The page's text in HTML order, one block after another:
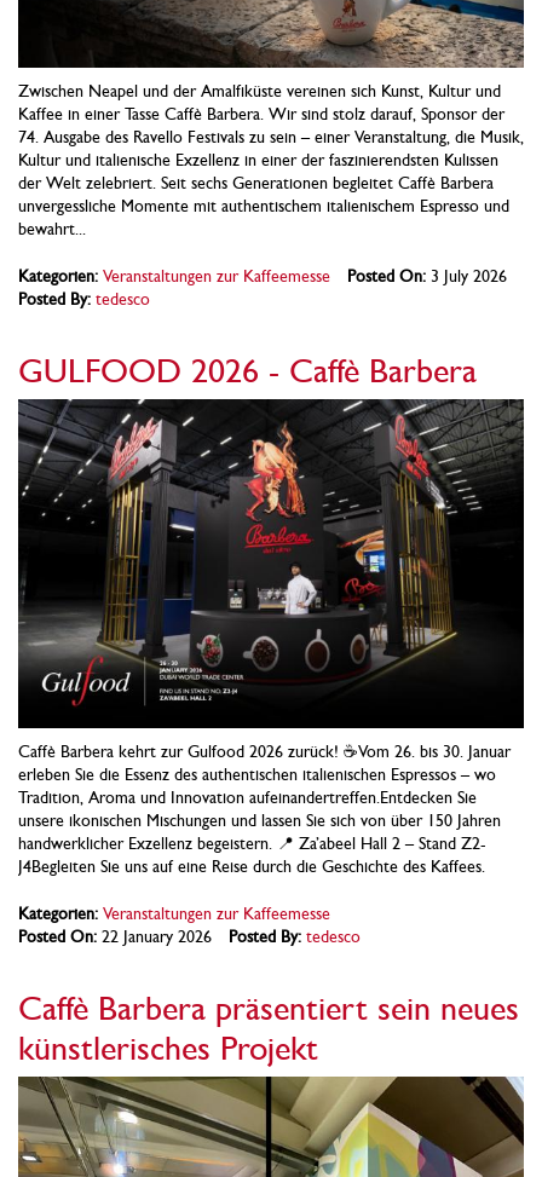
Zwischen Neapel und der Amalfiküste vereinen sich Kunst, Kultur und
Kaffee in einer Tasse Caffè Barbera. Wir sind stolz darauf, Sponsor der
74. Ausgabe des Ravello Festivals zu sein – einer Veranstaltung, die Musik,
Kultur und italienische Exzellenz in einer der faszinierendsten Kulissen
der Welt zelebriert. Seit sechs Generationen begleitet Caffè Barbera
unvergessliche Momente mit authentischem italienischem Espresso und
bewahrt...
Kategorien: Veranstaltungen zur Kaffeemesse Posted On: 3 July 2026
Posted By: tedesco
GULFOOD 2026 - Caffè Barbera
Caffè Barbera kehrt zur Gulfood 2026 zurück! ☕Vom 26. bis 30. Januar
erleben Sie die Essenz des authentischen italienischen Espressos – wo
Tradition, Aroma und Innovation aufeinandertreffen.Entdecken Sie
unsere ikonischen Mischungen und lassen Sie sich von über 150 Jahren
handwerklicher Exzellenz begeistern. 📍 Za’abeel Hall 2 – Stand Z2-
J4Begleiten Sie uns auf eine Reise durch die Geschichte des Kaffees.
Kategorien: Veranstaltungen zur Kaffeemesse
Posted On: 22 January 2026 Posted By: tedesco
Caffè Barbera präsentiert sein neues
künstlerisches Projekt